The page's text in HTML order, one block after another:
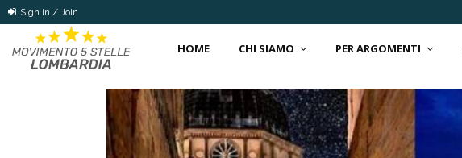
Sign in / Join
HOME CHI SIAMO PER ARGOMENTI